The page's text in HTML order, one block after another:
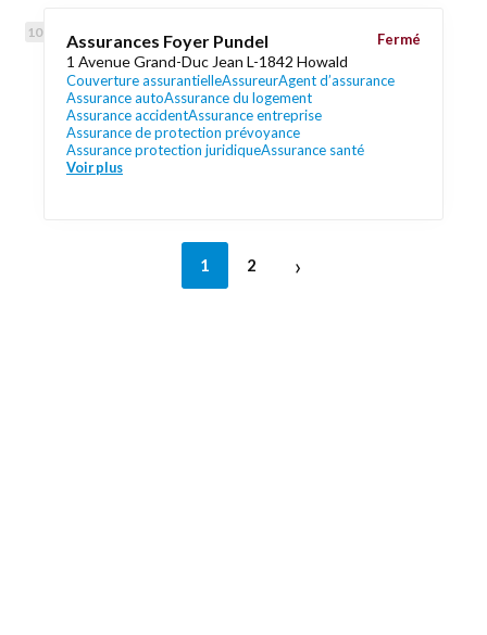
Assurances Foyer Pundel
1 Avenue Grand-Duc Jean L-1842 Howald
Couverture assurantielleAssureurAgent d’assurance
Assurance autoAssurance du logement
Assurance accidentAssurance entreprise
Assurance de protection prévoyance
Assurance protection juridiqueAssurance santé
Voir plus
Fermé
1 2 ›